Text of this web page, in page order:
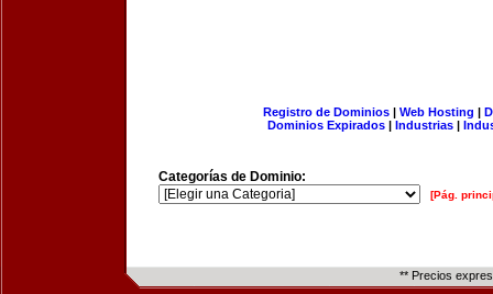
Registro de Dominios| Web Hosting |
Dominios Expirados | Industrias |
Categorías de Dominio:
[Pág.
** Precios